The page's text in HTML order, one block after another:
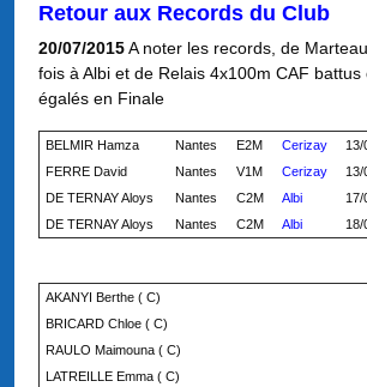
Retour aux Records du Club
20/07/2015A noter les records, de
fois à Albi et de Relais 4x100m CAF battus
égalés en Finale
BELMIR Hamza Nantes E2M Cerizay 13/
FERRE David
Nantes V1M Cerizay 13/
DE TERNAY Aloys
Nantes C2M Albi 17/
DE TERNAY Aloys
Nantes C2M Albi 18/
AKANYI Berthe ( C)
BRICARD Chloe ( C)
RAULO Maimouna ( C)
LATREILLE Emma ( C)